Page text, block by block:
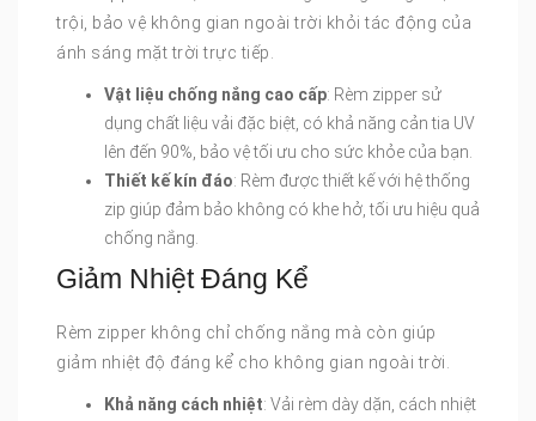
trội, bảo vệ không gian ngoài trời khỏi tác động của
ánh sáng mặt trời trực tiếp.
Vật liệu chống nắng cao cấp: Rèm zipper sử
dụng chất liệu vải đặc biệt, có khả năng cản tia UV
lên đến 90%, bảo vệ tối ưu cho sức khỏe của bạn.
Thiết kế kín đáo: Rèm được thiết kế với hệ thống
zip giúp đảm bảo không có khe hở, tối ưu hiệu quả
chống nắng.
Giảm Nhiệt Đáng Kể
Rèm zipper không chỉ chống nắng mà còn giúp
giảm nhiệt độ đáng kể cho không gian ngoài trời.
Khả năng cách nhiệt: Vải rèm dày dặn, cách nhiệt